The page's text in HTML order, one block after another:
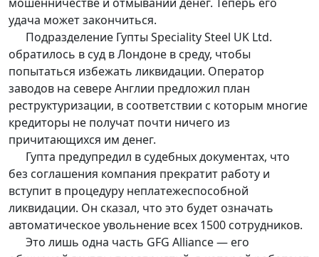
удача может закончиться.
Подразделение Гупты Speciality Steel UK Ltd.
обратилось в суд в Лондоне в среду, чтобы
попытаться избежать ликвидации. Оператор
заводов на севере Англии предложил план
реструктуризации, в соответствии с которым многие
кредиторы не получат почти ничего из
причитающихся им денег.
Гупта предупредил в судебных документах, что
без соглашения компания прекратит работу и
вступит в процедуру неплатежеспособной
ликвидации. Он сказал, что это будет означать
автоматическое увольнение всех 1500 сотрудников.
Это лишь одна часть GFG Alliance — его